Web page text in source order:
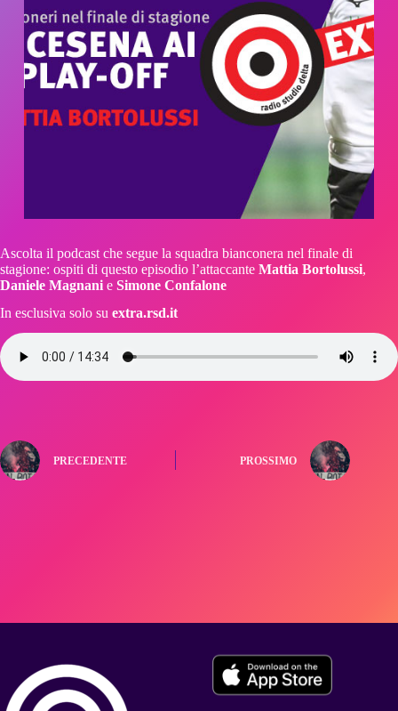
Ascolta il podcast che segue la squadra bianconera nel finale di
stagione: ospiti di questo episodio l’attaccante Mattia Bortolussi,
Daniele Magnani e Simone Confalone
In esclusiva solo su extra.rsd.it
PRECEDENTE PROSSIMO